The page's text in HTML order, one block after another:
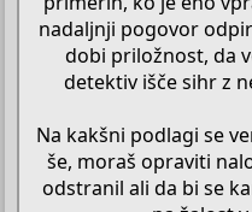
nadaljnji pogovor
dobi priložnost, da
detektiv išče sihr z
Na kakšni podlagi se
še, moraš opraviti
odstranil ali da bi se